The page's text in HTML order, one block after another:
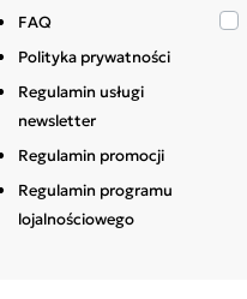
FAQ
Polityka prywatności
Regulamin usługi
newsletter
Regulamin promocji
Regulamin programu
lojalnościowego